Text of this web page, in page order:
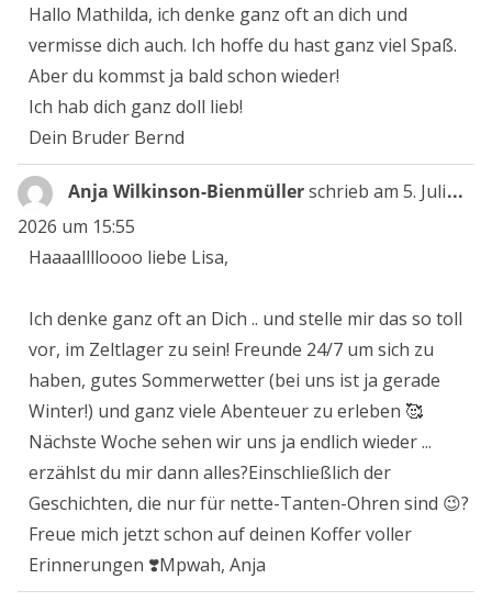
Hallo Mathilda, ich denke ganz oft an dich und
vermisse dich auch. Ich hoffe du hast ganz viel Spaß.
Aber du kommst ja bald schon wieder!
Ich hab dich ganz doll lieb!
Dein Bruder Bernd
Anja Wilkinson-Bienmüllerschrieb am 5. Juli
2026 um 15:55
Haaaalllloooo liebe Lisa,
Ich denke ganz oft an Dich .. und stelle mir das so toll
vor, im Zeltlager zu sein! Freunde 24/7 um sich zu
haben, gutes Sommerwetter (bei uns ist ja gerade
Winter!) und ganz viele Abenteuer zu erleben 🥰
Nächste Woche sehen wir uns ja endlich wieder ...
erzählst du mir dann alles?Einschließlich der
Geschichten, die nur für nette-Tanten-Ohren sind 😉?
Freue mich jetzt schon auf deinen Koffer voller
Erinnerungen ❣️Mpwah, Anja
...